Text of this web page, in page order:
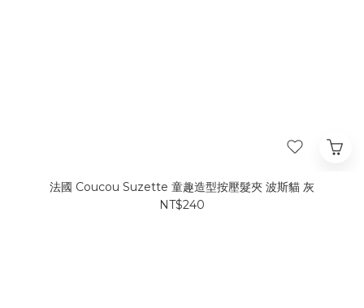
法國 Coucou Suzette 童趣造型按壓髮夾 波斯貓 灰
NT$240